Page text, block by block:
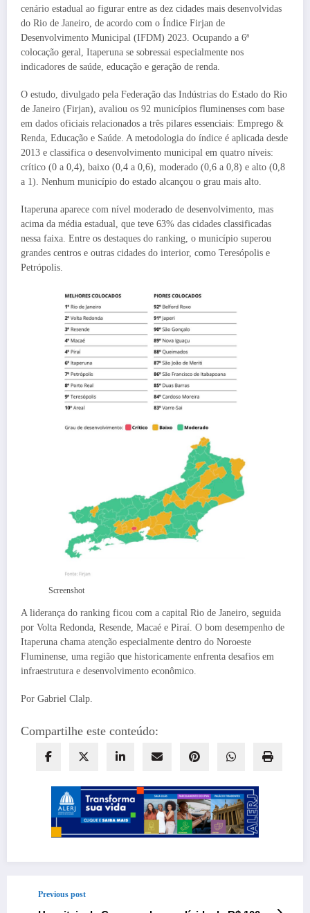
cenário estadual ao figurar entre as dez cidades mais desenvolvidas
do Rio de Janeiro, de acordo com o Índice Firjan de
Desenvolvimento Municipal (IFDM) 2023. Ocupando a 6ª
colocação geral, Itaperuna se sobressai especialmente nos
indicadores de saúde, educação e geração de renda.
O estudo, divulgado pela Federação das Indústrias do Estado do Rio
de Janeiro (Firjan), avaliou os 92 municípios fluminenses com base
em dados oficiais relacionados a três pilares essenciais: Emprego &
Renda, Educação e Saúde. A metodologia do índice é aplicada desde
2013 e classifica o desenvolvimento municipal em quatro níveis:
crítico (0 a 0,4), baixo (0,4 a 0,6), moderado (0,6 a 0,8) e alto (0,8
a 1). Nenhum município do estado alcançou o grau mais alto.
Itaperuna aparece com nível moderado de desenvolvimento, mas
acima da média estadual, que teve 63% das cidades classificadas
nessa faixa. Entre os destaques do ranking, o município superou
grandes centros e outras cidades do interior, como Teresópolis e
Petrópolis.
Screenshot
A liderança do ranking ficou com a capital Rio de Janeiro, seguida
por Volta Redonda, Resende, Macaé e Piraí. O bom desempenho de
Itaperuna chama atenção especialmente dentro do Noroeste
Fluminense, uma região que historicamente enfrenta desafios em
infraestrutura e desenvolvimento econômico.
Por Gabriel Clalp.
Compartilhe este conteúdo:
Previous post